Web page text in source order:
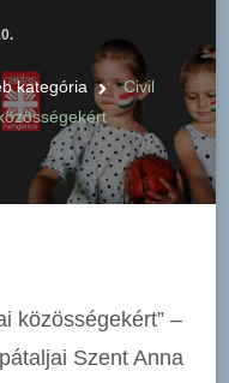
kategória
Civil
közösségekért” –
Szent Anna